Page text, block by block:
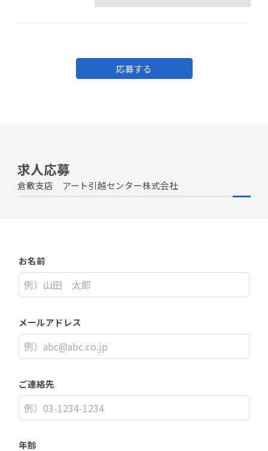
応募する
求人応募
倉敷支店 アート引越センター株式会社
お名前
メールアドレス
ご連絡先
年齢